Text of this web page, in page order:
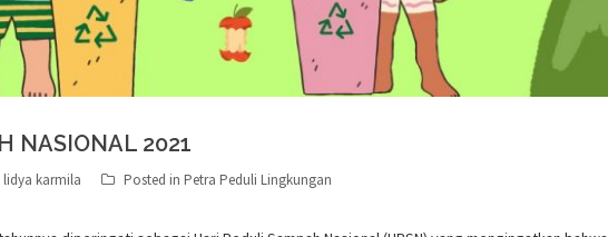
NASIONAL 2021
lidya karmila Posted in Petra Peduli Lingkungan